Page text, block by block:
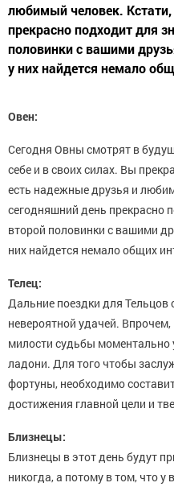
любимый человек.
прекрасно подходит для
половинки с вашими
у них найдется немало
Овен:
Сегодня Овны смотрят в
себе и в своих силах. Вы
есть надежные друзья и
сегодняшний день прекрасно
второй половинки с вашими
них найдется немало общих
Телец:
Дальние поездки для Тельцов
невероятной удачей.
милости судьбы
ладони. Для того чтобы
фортуны, необходимо
достижения главной цели и
Близнецы:
Близнецы в этот день будут
никогда, а потому в том, что